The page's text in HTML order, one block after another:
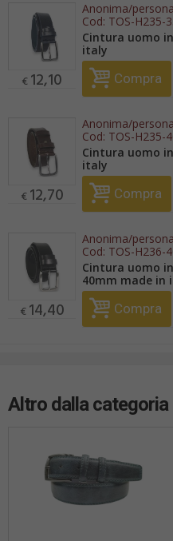
€ 12,10
Anonima/
Cod: TOS-H235-
Cintura uomo
italy
Compra
€ 12,70
Anonima/
Cod: TOS-H235-
Cintura uomo
italy
Compra
€ 14,40
Anonima/
Cod: TOS-H236-
Cintura uomo
40mm made in
Compra
Altro dalla categoria